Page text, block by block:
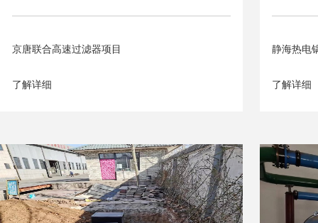
京唐联合高速过滤器项目
了解详细
静海热电
了解详细